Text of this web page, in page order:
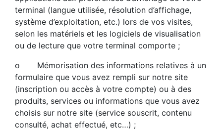
terminal (langue utilisée, résolution d’affichage,
système d’exploitation, etc.) lors de vos visites,
selon les matériels et les logiciels de visualisation
ou de lecture que votre terminal comporte ;
o Mémorisation des informations relatives à un
formulaire que vous avez rempli sur notre site
(inscription ou accès à votre compte) ou à des
produits, services ou informations que vous avez
choisis sur notre site (service souscrit, contenu
consulté, achat effectué, etc…) ;